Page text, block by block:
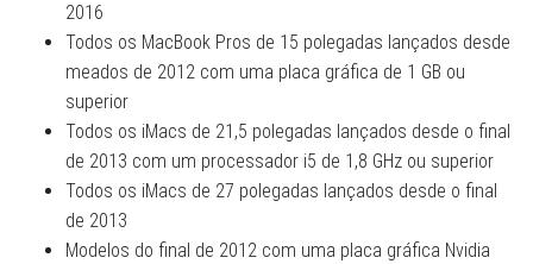
2016
Todos os MacBook Pros de 15 polegadas lançados desde
meados de 2012 com uma placa gráfica de 1 GB ou
superior
Todos os iMacs de 21,5 polegadas lançados desde o final
de 2013 com um processador i5 de 1,8 GHz ou superior
Todos os iMacs de 27 polegadas lançados desde o final
de 2013
Modelos do final de 2012 com uma placa gráfica Nvidia